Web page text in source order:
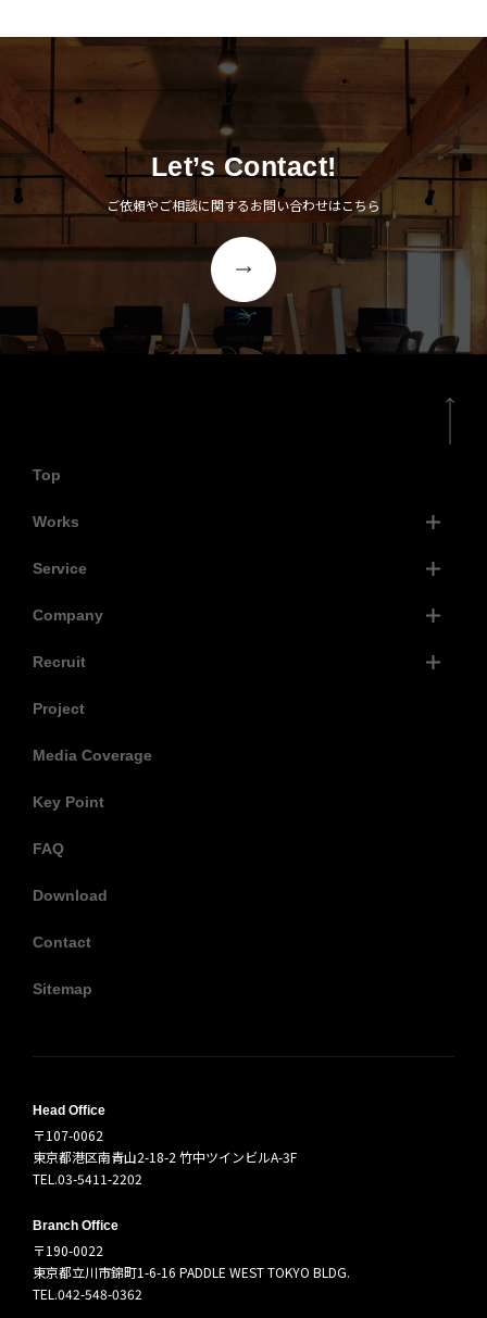
房から」のネーミングを提
案。こどもたちに近い眼差
しで商品開発を行う、こど
も専用家具ブランドとして
のポジションを確立する戦
略です。商品名において
も、「机」や「椅子」など
のような無機質なものでは
なく、こども達への想いが
込められていることが伝わ
ティングからロケ地選定、
あたり、徹底的なリアルを
追求し、ブランドの魅力を
表現していきました。
作をご提案しました。コン
セプトは「一緒に選ぼ
う」。お子さまには楽しみ
ながら商品を選べるカード
タイプを、親御さまには機
能性をわかりやすく整理し
た冊子タイプのカタログを
提案。サンポケットの名前
の由来である「太陽」のよ
うに、明るく温かな印象を
ーンを踏まえ、ブランドサ
イトも一新。ブランドイメ
した。
し、VIのキャッチコピーと
しました。従来の松葉杖に
あるネガティブな固定概念
を払拭し、アクティブな松
葉杖を伝えるVIを提案。ど
こにでも行ける、何でもで
きる。そんな松葉杖ブラン
ドからの想いを込めてVI開
発を行いました。
Let’s Contact!
ご依頼やご相談に関するお問い合わせはこちら
Top
Works
Service
Company
Recruit
Project
Media Coverage
Key Point
FAQ
Download
Contact
Sitemap
Head Office
〒107-0062
東京都港区南青山2-18-2 竹中ツインビルA-3F
TEL.03-5411-2202
Branch Office
〒190-0022
東京都立川市錦町1-6-16 PADDLE WEST TOKYO BLDG.
TEL.042-548-0362